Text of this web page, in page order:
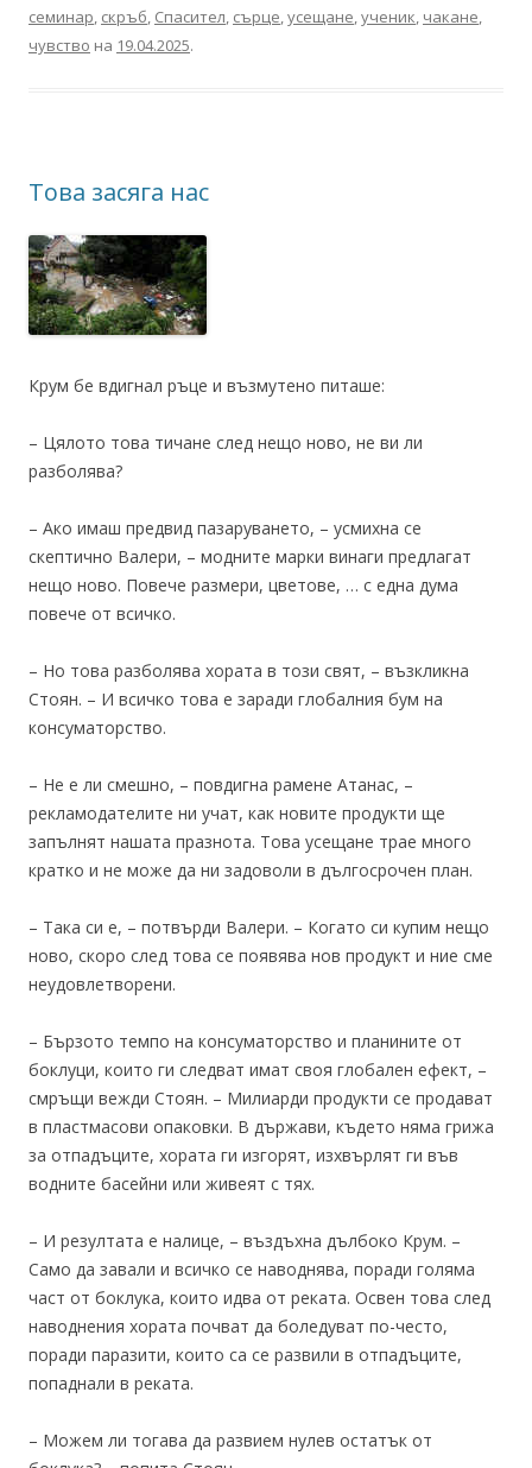
семинар, скръб, Спасител, сърце,усещане,ученик, чакане,
чувство на 19.04.2025.
Това засяга нас
Крум бе вдигнал ръце и възмутено питаше:
– Цялото това тичане след нещо ново, не ви ли
разболява?
– Ако имаш предвид пазаруването, – усмихна се
скептично Валери, – модните марки винаги предлагат
нещо ново. Повече размери, цветове, … с една дума
повече от всичко.
– Но това разболява хората в този свят, – възкликна
Стоян. – И всичко това е заради глобалния бум на
консуматорство.
– Не е ли смешно, – повдигна рамене Атанас, –
рекламодателите ни учат, как новите продукти ще
запълнят нашата празнота. Това усещане трае много
кратко и не може да ни задоволи в дългосрочен план.
– Така си е, – потвърди Валери. – Когато си купим нещо
ново, скоро след това се появява нов продукт и ние сме
неудовлетворени.
– Бързото темпо на консуматорство и планините от
боклуци, които ги следват имат своя глобален ефект, –
смръщи вежди Стоян. – Милиарди продукти се продават
в пластмасови опаковки. В държави, където няма грижа
за отпадъците, хората ги изгорят, изхвърлят ги във
водните басейни или живеят с тях.
– И резултата е налице, – въздъхна дълбоко Крум. –
Само да завали и всичко се наводнява, поради голяма
част от боклука, които идва от реката. Освен това след
наводнения хората почват да боледуват по-често,
поради паразити, които са се развили в отпадъците,
попаднали в реката.
– Можем ли тогава да развием нулев остатък от